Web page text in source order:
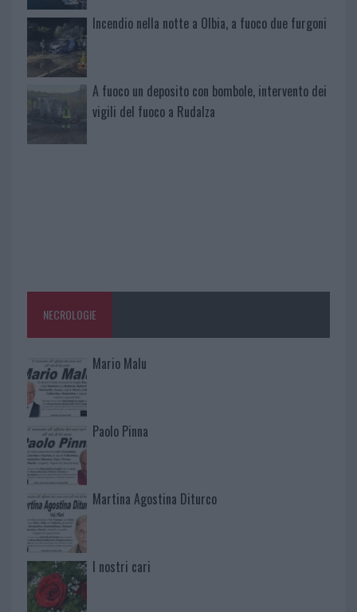
Incendio nella notte a Olbia, a fuoco due furgoni
A fuoco un deposito con bombole, intervento dei
vigili del fuoco a Rudalza
NECROLOGIE
Mario Malu
Paolo Pinna
Martina Agostina Diturco
I nostri cari